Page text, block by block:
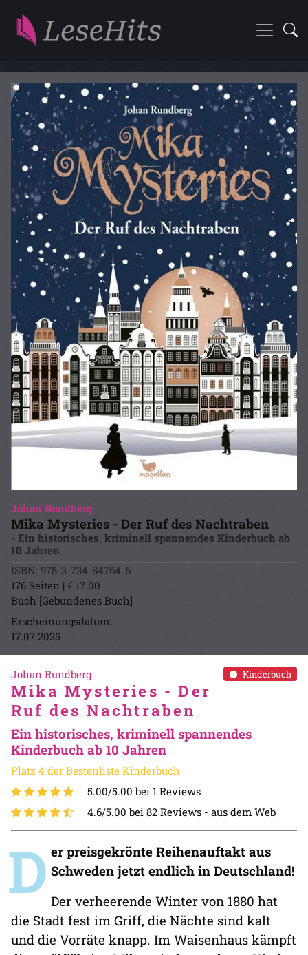
Johan Rundberg
Mika Mysteries - Der Ruf des Nachtraben
- Ein historisches, kriminell spannendes Kinderbuch ab
10 Jahren
ISBN: 978-3-734-84764-6
176 Seiten | € 17.00
Buch [Gebundenes Buch]
Erscheinungsdatum:
17.07.2025
Kinderbuch
Johan Rundberg
Mika Mysteries - Der
Ruf des Nachtraben
Ein historisches, kriminell spannendes
Kinderbuch ab 10 Jahren
Platz 4 der Bestenliste Kinderbuch
5.00/5.00 bei 1 Reviews
4.6/5.00 bei 82 Reviews - aus dem Web
D er preisgekrönte Reihenauftakt aus
Schweden jetzt endlich in Deutschland!
Der verheerende Winter von 1880 hat
die Stadt fest im Griff, die Nächte sind kalt
und die Vorräte knapp. Im Waisenhaus kämpft